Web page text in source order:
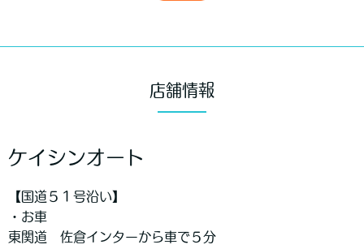
店舗情報
ケイシンオート
【国道５１号沿い】
・お車
東関道 佐倉インターから車で５分